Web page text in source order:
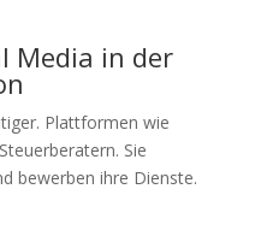
Media in der
Plattformen wie
Sie
bewerben ihre Dienste.